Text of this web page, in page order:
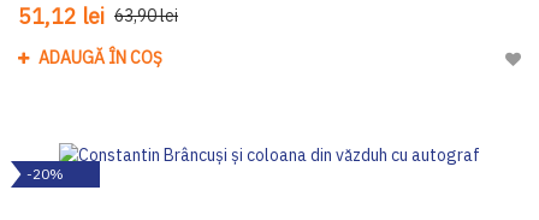
51,12 lei 63,90 lei
ADAUGĂ ÎN COȘ
-20%